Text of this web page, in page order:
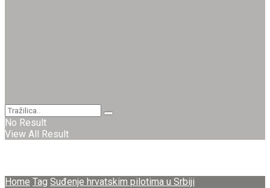
No Result
View All Result
Home Tag Suđenje hrvatskim pilotima u Srbiji